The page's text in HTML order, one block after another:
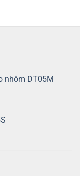
nhôm DT05M